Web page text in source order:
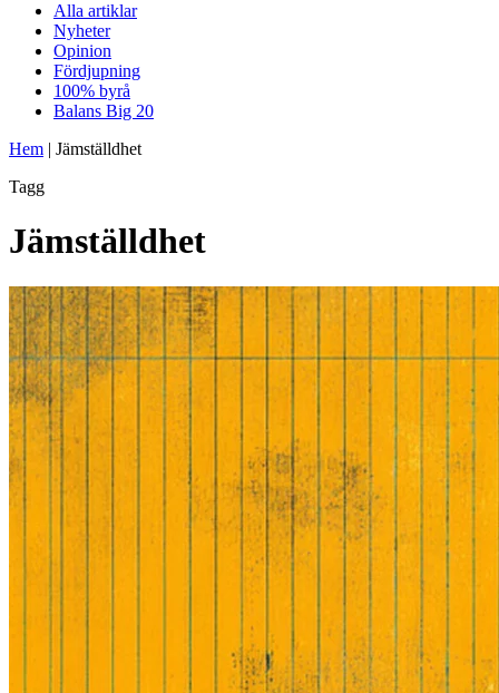
Alla artiklar
Nyheter
Opinion
Fördjupning
100% byrå
Balans Big 20
Hem | Jämställdhet
Tagg
Jämställdhet